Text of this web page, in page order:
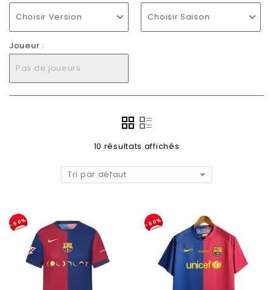
Choisir Version
Choisir Saison
Joueur :
Pas de joueurs
10 résultats affichés
Tri par défaut
-50% -50%